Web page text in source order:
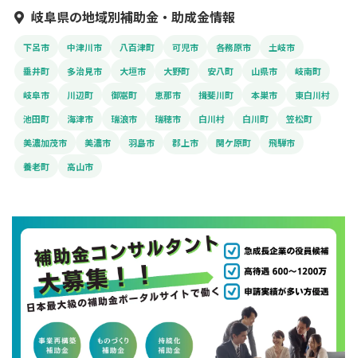
岐阜県の地域別補助金・助成金情報
下呂市 中津川市 八百津町 可児市 各務原市
土岐市
垂井町
多治見市 大垣市 大野町 安八町 山県市
岐南町
岐阜市
川辺町 御嵩町 恵那市 揖斐川町 本巣市
東白川村
池田町
海津市 瑞浪市 瑞穂市 白川村 白川町
笠松町
美濃加茂市
美濃市 羽島市 郡上市 関ケ原町
飛騨市
養老町
高山市